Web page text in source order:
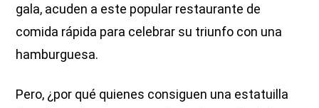
gala, acuden a este popular restaurante de
comida rápida para celebrar su triunfo con una
hamburguesa.
Pero, ¿por qué quienes consiguen una estatuilla